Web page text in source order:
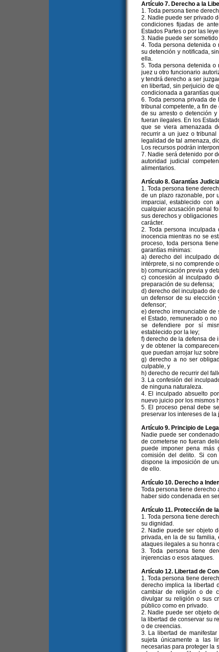
Artículo 7. Derecho a la
1. Toda persona tiene
2. Nadie puede ser privado
condiciones fijadas de
Estados Partes o por las
3. Nadie puede ser
4. Toda persona detenida
su detención y notificada,
ella.
5. Toda persona detenida
juez u otro funcionario
y tendrá derecho a ser
en libertad, sin perjuicio de
condicionada a garantías
6. Toda persona privada
tribunal competente, a fin
de su arresto o detención
fueran ilegales. En los
que se viera amenazada
recurrir a un juez o
legalidad de tal amenaza,
Los recursos podrán
7. Nadie será detenido por
autoridad judicial
alimentarios.
Artículo 8. Garantías
1. Toda persona tiene
de un plazo razonable, por
imparcial, establecido con
cualquier acusación penal
sus derechos y
carácter.
2. Toda persona
inocencia mientras no se
proceso, toda persona
garantías mínimas:
a) derecho del inculpado
intérprete, si no comprende
b) comunicación previa y
c) concesión al inculpado
preparación de su defensa;
d) derecho del inculpado de
un defensor de su elección
defensor;
e) derecho irrenunciable de
el Estado, remunerado o
se defendiere por sí
establecido por la ley;
f) derecho de la defensa de
y de obtener la
que puedan arrojar luz
g) derecho a no ser
culpable, y
h) derecho de recurrir del
3. La confesión del
de ninguna naturaleza.
4. El inculpado absuelto
nuevo juicio por los mismos
5. El proceso penal debe
preservar los intereses de la
Artículo 9. Principio de
Nadie puede ser
de cometerse no fueran
puede imponer pena
comisión del delito. Si
dispone la imposición de
de ello.
Artículo 10. Derecho a
Toda persona tiene
haber sido condenada en
Artículo 11. Protección de
1. Toda persona tiene
su dignidad.
2. Nadie puede ser objeto
privada, en la de su
ataques ilegales a su honra
3. Toda persona tiene
injerencias o esos ataques.
Artículo 12. Libertad de
1. Toda persona tiene
derecho implica la libertad
cambiar de religión o de
divulgar su religión o sus
público como en privado.
2. Nadie puede ser objeto
la libertad de conservar su
o de creencias.
3. La libertad de
sujeta únicamente a las
necesarias para proteger la